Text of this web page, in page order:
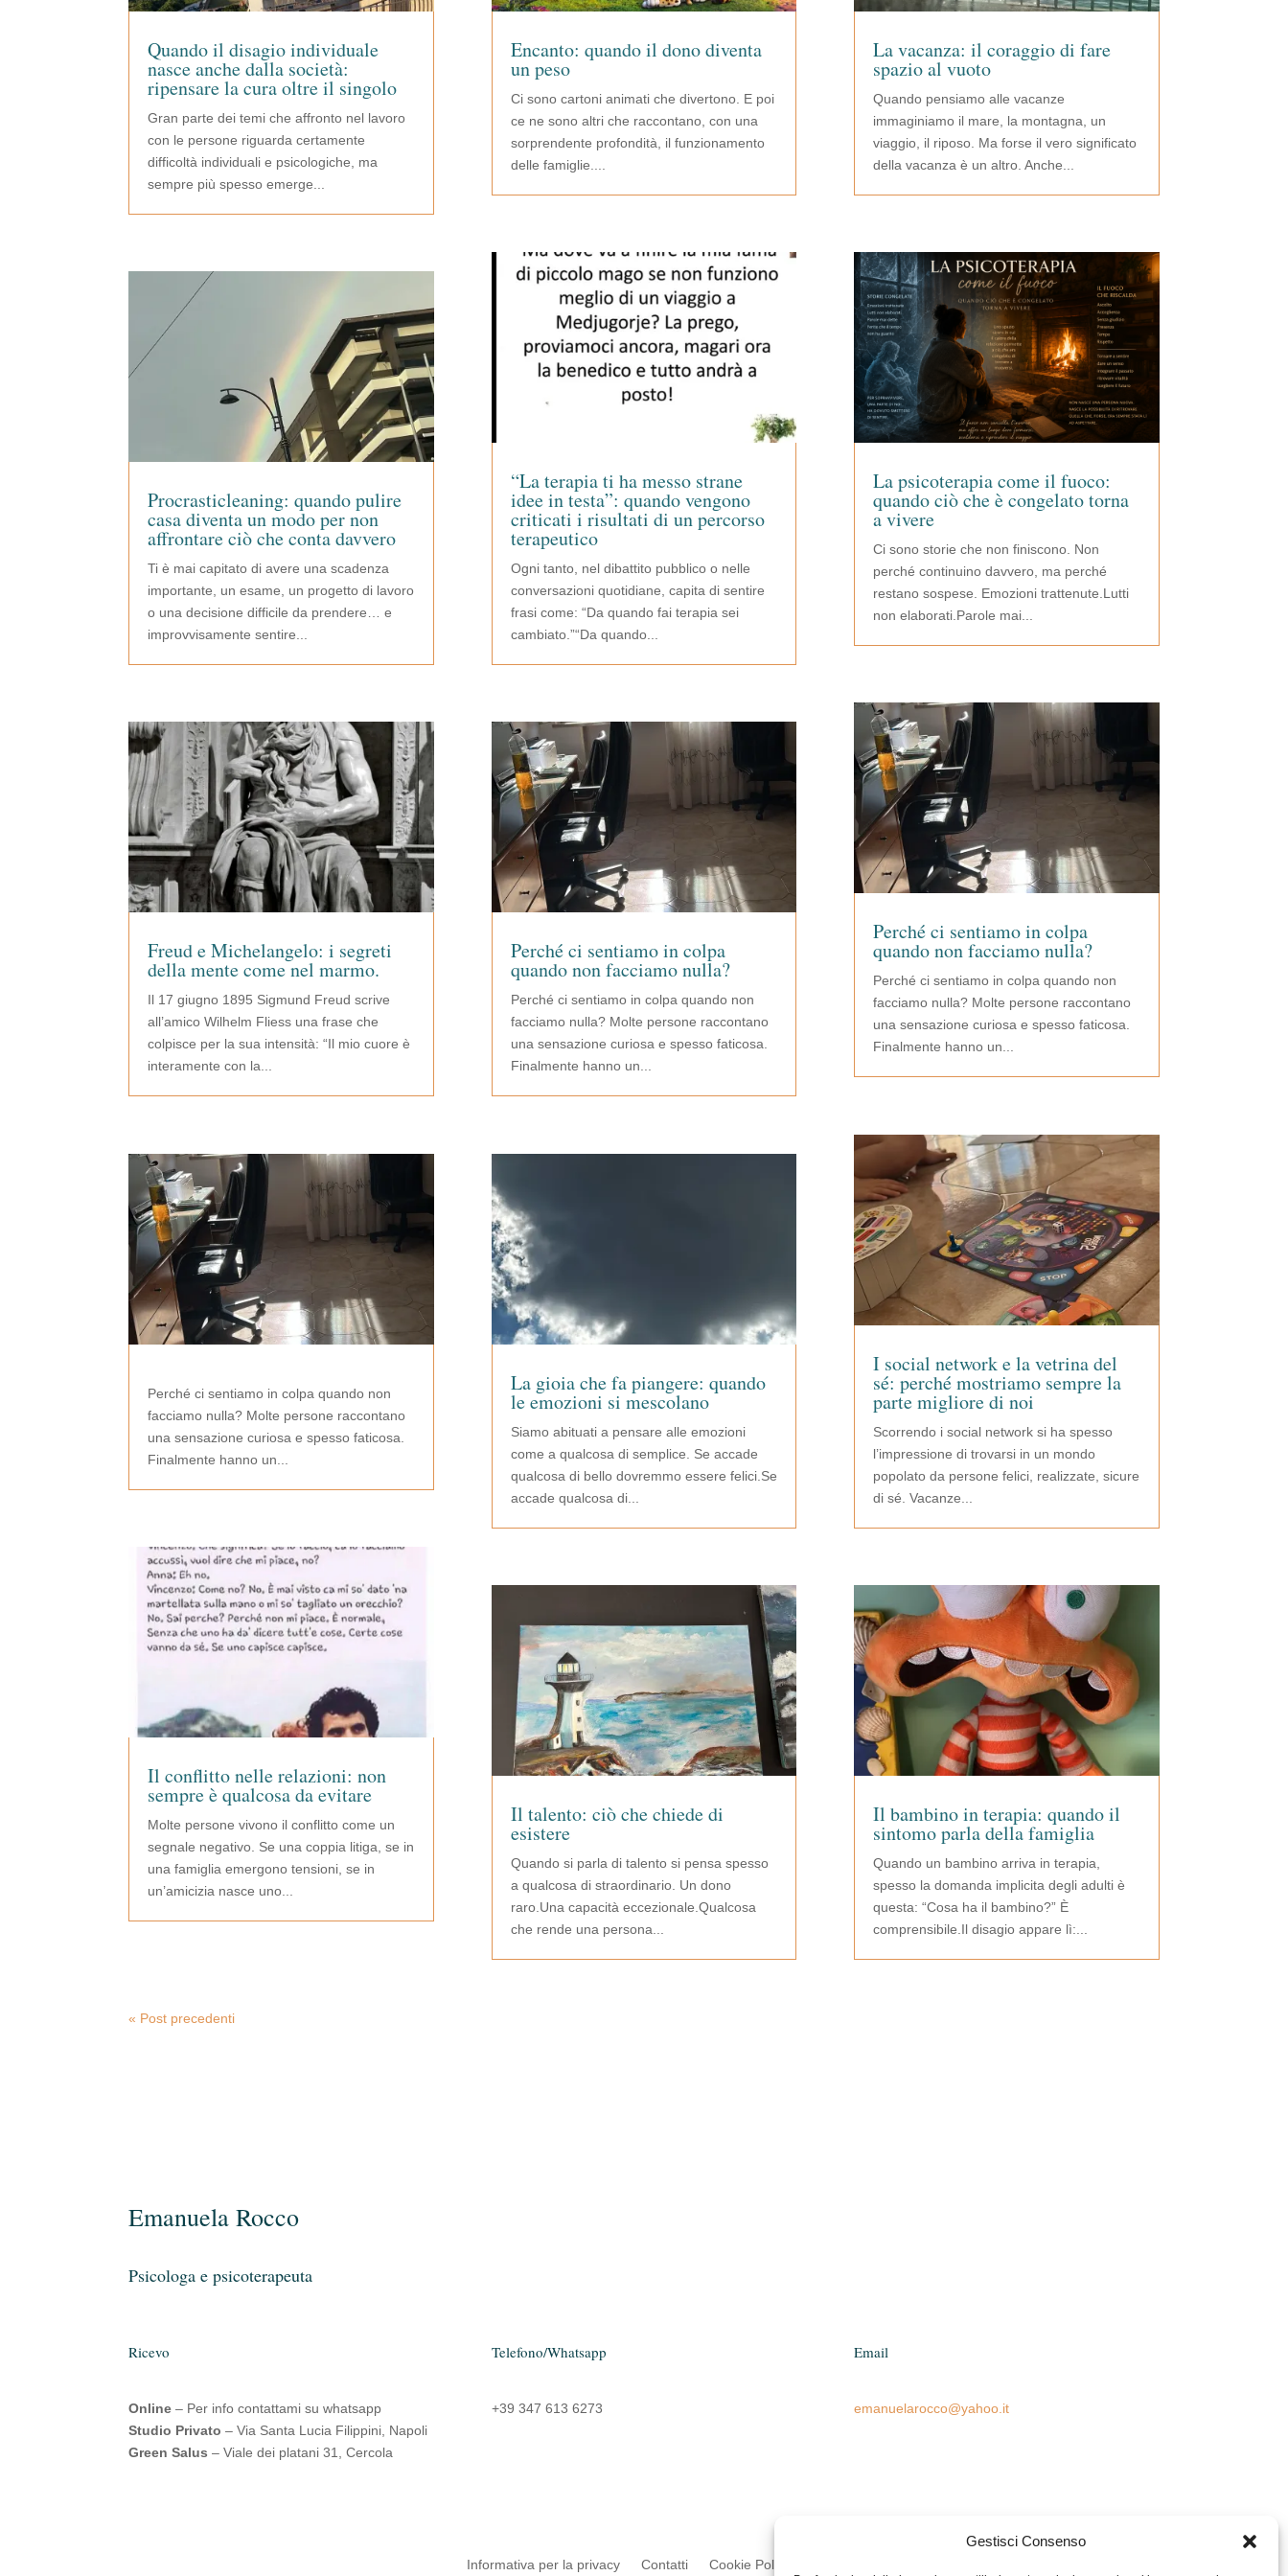
Gestisci Consenso
Quando il disagio individuale
nasce anche dalla società:
ripensare la cura oltre il singolo
Gran parte dei temi che affronto nel lavoro
con le persone riguarda certamente
difficoltà individuali e psicologiche, ma
sempre più spesso emerge...
Procrasticleaning: quando pulire
casa diventa un modo per non
affrontare ciò che conta davvero
Ti è mai capitato di avere una scadenza
importante, un esame, un progetto di lavoro
o una decisione difficile da prendere… e
improvvisamente sentire...
Freud e Michelangelo: i segreti
della mente come nel marmo.
Il 17 giugno 1895 Sigmund Freud scrive
all’amico Wilhelm Fliess una frase che
colpisce per la sua intensità: “Il mio cuore è
interamente con la...
Perché ci sentiamo in colpa quando non
facciamo nulla? Molte persone raccontano
una sensazione curiosa e spesso faticosa.
Finalmente hanno un...
Il conflitto nelle relazioni: non
sempre è qualcosa da evitare
Molte persone vivono il conflitto come un
segnale negativo. Se una coppia litiga, se in
una famiglia emergono tensioni, se in
un’amicizia nasce uno...
Encanto: quando il dono diventa
un peso
Ci sono cartoni animati che divertono. E poi
ce ne sono altri che raccontano, con una
sorprendente profondità, il funzionamento
delle famiglie....
“La terapia ti ha messo strane
idee in testa”: quando vengono
criticati i risultati di un percorso
terapeutico
Ogni tanto, nel dibattito pubblico o nelle
conversazioni quotidiane, capita di sentire
frasi come: “Da quando fai terapia sei
cambiato.”“Da quando...
Perché ci sentiamo in colpa
quando non facciamo nulla?
Perché ci sentiamo in colpa quando non
facciamo nulla? Molte persone raccontano
una sensazione curiosa e spesso faticosa.
Finalmente hanno un...
La gioia che fa piangere: quando
le emozioni si mescolano
Siamo abituati a pensare alle emozioni
come a qualcosa di semplice. Se accade
qualcosa di bello dovremmo essere felici.Se
accade qualcosa di...
Il talento: ciò che chiede di
esistere
Quando si parla di talento si pensa spesso
a qualcosa di straordinario. Un dono
raro.Una capacità eccezionale.Qualcosa
che rende una persona...
La vacanza: il coraggio di fare
spazio al vuoto
Quando pensiamo alle vacanze
immaginiamo il mare, la montagna, un
viaggio, il riposo. Ma forse il vero significato
della vacanza è un altro. Anche...
La psicoterapia come il fuoco:
quando ciò che è congelato torna
a vivere
Ci sono storie che non finiscono. Non
perché continuino davvero, ma perché
restano sospese. Emozioni trattenute.Lutti
non elaborati.Parole mai...
Perché ci sentiamo in colpa
quando non facciamo nulla?
Perché ci sentiamo in colpa quando non
facciamo nulla? Molte persone raccontano
una sensazione curiosa e spesso faticosa.
Finalmente hanno un...
I social network e la vetrina del
sé: perché mostriamo sempre la
parte migliore di noi
Scorrendo i social network si ha spesso
l’impressione di trovarsi in un mondo
popolato da persone felici, realizzate, sicure
di sé. Vacanze...
Il bambino in terapia: quando il
sintomo parla della famiglia
Quando un bambino arriva in terapia,
spesso la domanda implicita degli adulti è
questa: “Cosa ha il bambino?” È
comprensibile.Il disagio appare lì:...
« Post precedenti
Emanuela Rocco
Psicologa e psicoterapeuta
Ricevo
Online – Per info contattami su whatsapp
Studio Privato – Via Santa Lucia Filippini, Napoli
Green Salus – Viale dei platani 31, Cercola
Telefono/Whatsapp
+39 347 613 6273
Email
emanuelarocco@yahoo.it
Informativa per la privacy Contatti Cookie Policy (UE)